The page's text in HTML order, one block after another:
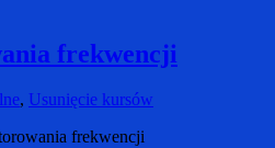
frekwencji
, Usunięcie kursów
frekwencji